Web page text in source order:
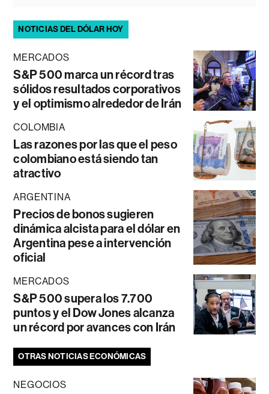
NOTICIAS DEL DÓLAR HOY
MERCADOS
S&P 500 marca un récord tras
sólidos resultados corporativos
y el optimismo alrededor de Irán
COLOMBIA
Las razones por las que el peso
colombiano está siendo tan
atractivo
ARGENTINA
Precios de bonos sugieren
dinámica alcista para el dólar en
Argentina pese a intervención
oficial
MERCADOS
S&P 500 supera los 7.700
puntos y el Dow Jones alcanza
un récord por avances con Irán
OTRAS NOTICIAS ECONÓMICAS
NEGOCIOS